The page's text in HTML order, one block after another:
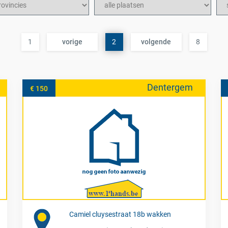
1 vorige 2 volgende 8
€ 150 Dentergem
Camiel cluysestraat 18b wakken